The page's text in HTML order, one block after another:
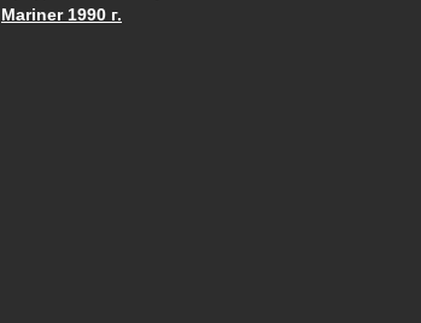
Mariner 1990 г.